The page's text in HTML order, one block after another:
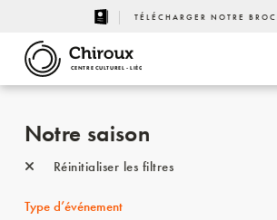
TÉLÉCHARGER NOTRE
CENTRE CULTUREL - LIÈGE
Notre saison
Réinitialiser les filtres
Type d’événement